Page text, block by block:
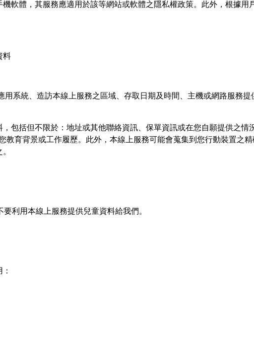
軟體，其服務應適用於該等網站或軟體之隱私權政策。此外，根據用
料
系統、造訪本線上服務之區域、存取日期及時間、主機或網路服務提
包括但不限於：地址或其他聯絡資訊、保單資訊或在您自願提供之情
教育背景或工作履歷。此外，本線上服務可能會蒐集到您行動裝置之
利用本線上服務提供兒童資料給我們。